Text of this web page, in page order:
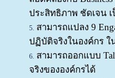
ประสิทธิภาพ ชัดเจน
สามารถแปลง 9
ปฏิบัติจริงในองค์กร ใ
สามารถออกแบบ
จริงขององค์กรได้